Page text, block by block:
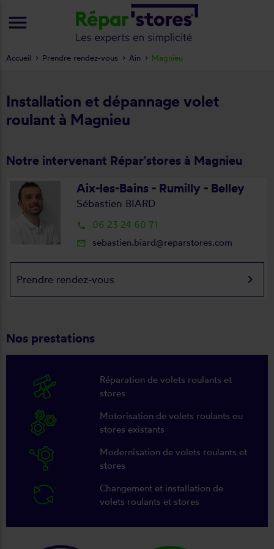
Installation et dépannage volet
roulant à Magnieu
Notre intervenant Répar'stores à Magnieu
Aix-les-Bains - Rumilly - Belley
Sébastien BIARD
local_phone 06 23 24 60 71
mail_outline sebastien.biard@reparstores.com
Prendre rendez-vous keyboard_arrow_right
Nos prestations
Réparation de volets roulants et
stores
Motorisation de volets roulants ou
stores existants
Modernisation de volets roulants et
stores
Changement et installation de
volets roulants et stores
Accueil Prendre rendez-vous Ain Magnieu
menu